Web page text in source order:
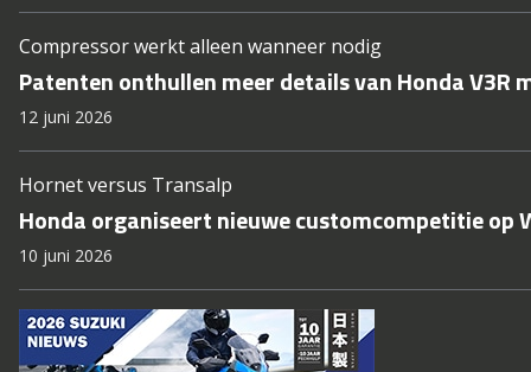
Compressor werkt alleen wanneer nodig
Patenten onthullen meer details van Honda V3R
12 juni 2026
Hornet versus Transalp
Honda organiseert nieuwe customcompetitie op
10 juni 2026